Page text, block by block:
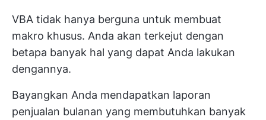
VBA tidak hanya berguna untuk membuat
makro khusus. Anda akan terkejut dengan
betapa banyak hal yang dapat Anda lakukan
dengannya.
Bayangkan Anda mendapatkan laporan
penjualan bulanan yang membutuhkan banyak